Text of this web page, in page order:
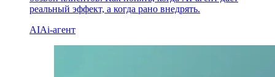
реальный эффект, а когда рано внедрять.
AIAi-агент